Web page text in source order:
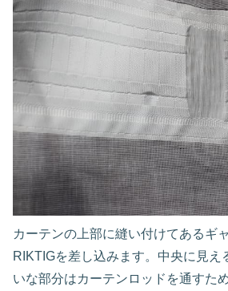
カーテンの上部に縫い付けてあるギ
RIKTIGを差し込みます。中央に見え
いな部分はカーテンロッドを通すた